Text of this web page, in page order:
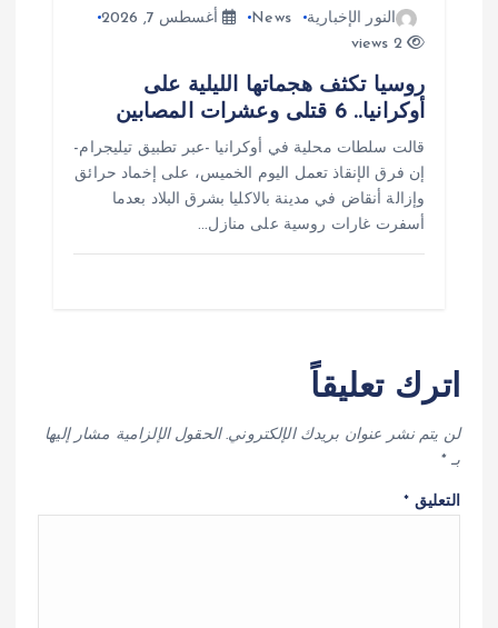
النور الإخبارية News
أغسطس 7, 2026
2 views
روسيا تكثف هجماتها الليلية على
أوكرانيا.. 6 قتلى وعشرات المصابين
قالت سلطات محلية في أوكرانيا -عبر تطبيق تيليجرام-
إن فرق الإنقاذ تعمل اليوم الخميس، على إخماد حرائق
وإزالة أنقاض في مدينة بالاكليا بشرق البلاد بعدما
أسفرت غارات روسية على منازل…
اترك تعليقاً
لن يتم نشر عنوان بريدك الإلكتروني. الحقول الإلزامية مشار إليها
بـ*
التعليق*